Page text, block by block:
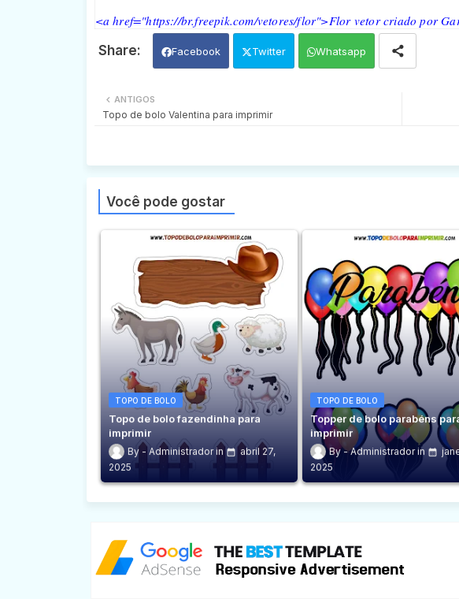
<a href="https://br.freepik.com/vetores/flor">Flor vetor criado por
Facebook Twitter Whatsapp
ANTIGOS
Topo de bolo Valentina para imprimir
Você pode gostar
TOPO DE BOLO
Topo de bolo fazendinha para
imprimir
Administrador
abril 27,
2025
TOPO DE BOLO
Topper de bolo parabéns
imprimir
Administrador
2025